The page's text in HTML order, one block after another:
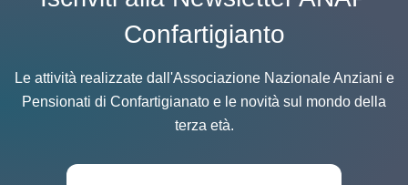
Confartigianto
Le attività realizzate dall'Associazione Nazionale Anziani e
Pensionati di Confartigianato e le novità sul mondo della
terza età.